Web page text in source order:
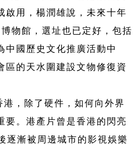
啟用，楊潤雄說，未來十年
物館，選址也已定好，包括
中國歷史文化推廣活動中
區的天水圍建設文物修復資
港，除了硬件，如何向外界
要。港產片曾是香港的閃亮
逐漸被周邊城市的影視娛樂